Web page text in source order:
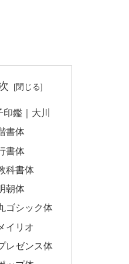
印鑑｜大川
書体
書体
科書体
朝体
ゴシック体
イリオ
レゼンス体